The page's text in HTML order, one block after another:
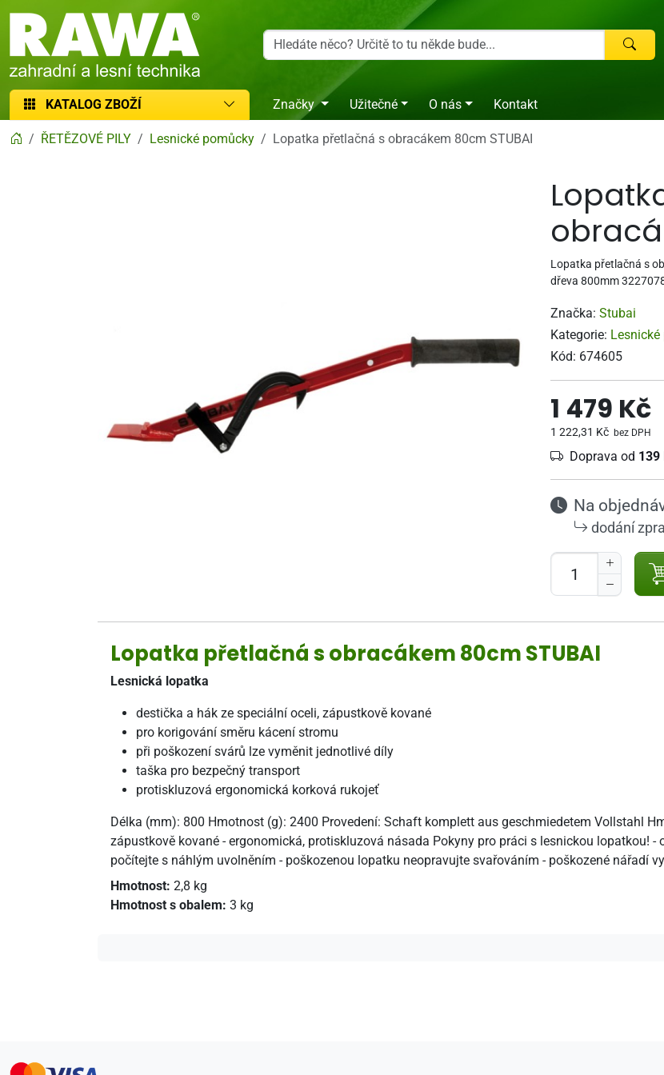
RAWA zahradní a lesní technika
KATALOG ZBOŽÍ Značky Užitečné O nás Kontakt
ŘETĚZOVÉ PILY Lesnické pomůcky Lopatka přetlačná s obracákem 80cm STUBAI
Lopatka přetlačná s
dřeva 800mm
Značka: Stubai
Kategorie:
Kód: 674605
1 479 Kč
1 222,31 Kč bez DPH
Doprava od 139
Na
dodání
Lopatka přetlačná s obracákem 80cm STUBAI
Lesnická lopatka
destička a hák ze speciální oceli, zápustkově kované
pro korigování směru kácení stromu
při poškození svárů lze vyměnit jednotlivé díly
taška pro bezpečný transport
protiskluzová ergonomická korková rukojeť
Délka (mm): 800 Hmotnost (g): 2400 Provedení: Schaft komplett aus geschmiedetem Vollstahl
zápustkově kované - ergonomická, protiskluzová násada Pokyny pro práci s lesnickou lopatkou!
počítejte s náhlým uvolněním - poškozenou lopatku neopravujte svařováním - poškozené nářadí
Hmotnost: 2,8 kg
Hmotnost s obalem: 3 kg